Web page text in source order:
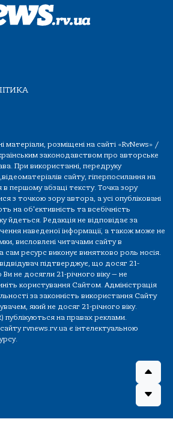
матеріали, розміщені на сайті «RvNews» /
законодавством про авторське
При використанні, передруку
сайту, гіперпосилання на
в першому абзаці тексту. Точка зору
з точкою зору автора, а усі опубліковані
на об'єктивність та всебічність
йдеться. Редакція не відповідає за
наведеної інформації, а також може не
висловлені читачами сайту в
ресурс виконує винятково роль носія.
підтверджує, що досяг 21-
Ви не досягли 21-річного віку — не
користування Сайтом. Адміністрація
за законність використання Сайту
який не досяг 21-річного віку.
публікуються на правах реклами.
rvnews.rv.ua є інтелектуальною